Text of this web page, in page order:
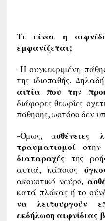
Τι είναι η
εμφανίζεται;
-Η συγκεκριμένη
της ιδιοπαθής.
αιτία που την
διάφορες θεωρίες
πάθησης, ωστόσο δεν
-Όμως, ασθένειες
τραυματισμοίστην
διαταραχέςτης
αυτιά, κάποιος
ακουστικό νεύρο,
κατά πλάκας ή το
να λειτουργούν
εκδήλωση αιφνίδιας